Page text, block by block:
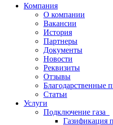
Компания
О компании
Вакансии
История
Партнеры
Документы
Новости
Реквизиты
Отзывы
Благодарственные
Статьи
Услуги
Подключение газа
Газификация